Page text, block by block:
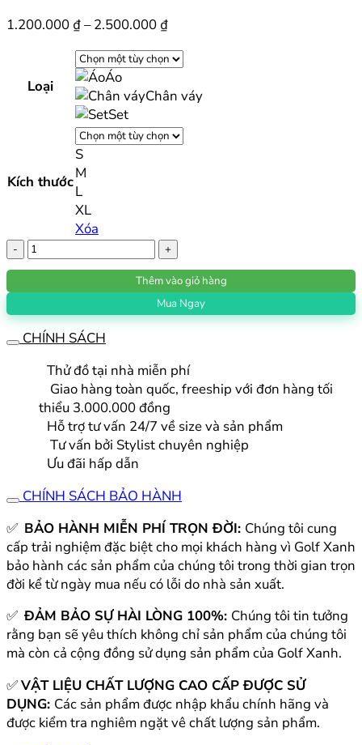
1.200.000 ₫– 2.500.000 ₫Khoảng
từ
đến
Loại
Áo
Chân váy
Set
Kích thước
S
M
L
XL
Xóa
Set
váy
Blktee
dài
đông
mới
nhất
SETN45
lượng
Thêm vào giỏ hàng
Mua Ngay
CHÍNH SÁCH
Thử đồ tại nhà miễn phí
Giao hàng toàn quốc, freeship với đơn hàng tối
thiểu 3.000.000 đồng
Hỗ trợ tư vấn 24/7 về size và sản phẩm
Tư vấn bởi Stylist chuyên nghiệp
Ưu đãi hấp dẫn
CHÍNH SÁCH BẢO HÀNH
✅ BẢO HÀNH MIỄN PHÍ TRỌN ĐỜI: Chúng tôi cung
cấp trải nghiệm đặc biệt cho mọi khách hàng vì Golf Xanh
bảo hành các sản phẩm của chúng tôi trong thời gian trọn
đời kể từ ngày mua nếu có lỗi do nhà sản xuất.
✅ĐẢM BẢO SỰ HÀI LÒNG 100%: Chúng tôi tin tưởng
rằng bạn sẽ yêu thích không chỉ sản phẩm của chúng tôi
mà còn cả cộng đồng sử dụng sản phẩm của Golf Xanh.
✅VẬT LIỆU CHẤT LƯỢNG CAO CẤP ĐƯỢC SỬ
DỤNG: Các sản phẩm được nhập khẩu chính hãng và
được kiểm tra nghiêm ngặt vê chất lượng sản phẩm.